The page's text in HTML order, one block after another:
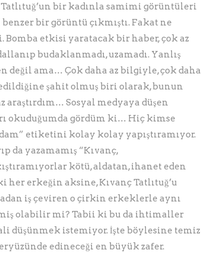
bir kadınla samimi görüntüleri
bir görüntü çıkmıştı. Fakat ne
etkisi yaratacak bir haber, çok az
budaklanmadı, uzamadı. Yanlış
değil ama… Çok daha az bilgiyle, çok daha
şahit olmuş biri olarak, bunun
Sosyal medyaya düşen
okuduğumda gördüm ki… Hiç kimse
etiketini kolay kolay yapıştıramıyor.
da yazamamış “Kıvanç,
kötü, aldatan, ihanet eden
erkeğin aksine, Kıvanç Tatlıtuğ’u
iş çeviren o çirkin erkeklerle aynı
olabilir mi? Tabii ki bu da ihtimaller
düşünmek istemiyor. İşte böylesine temiz
edineceği en büyük zafer.